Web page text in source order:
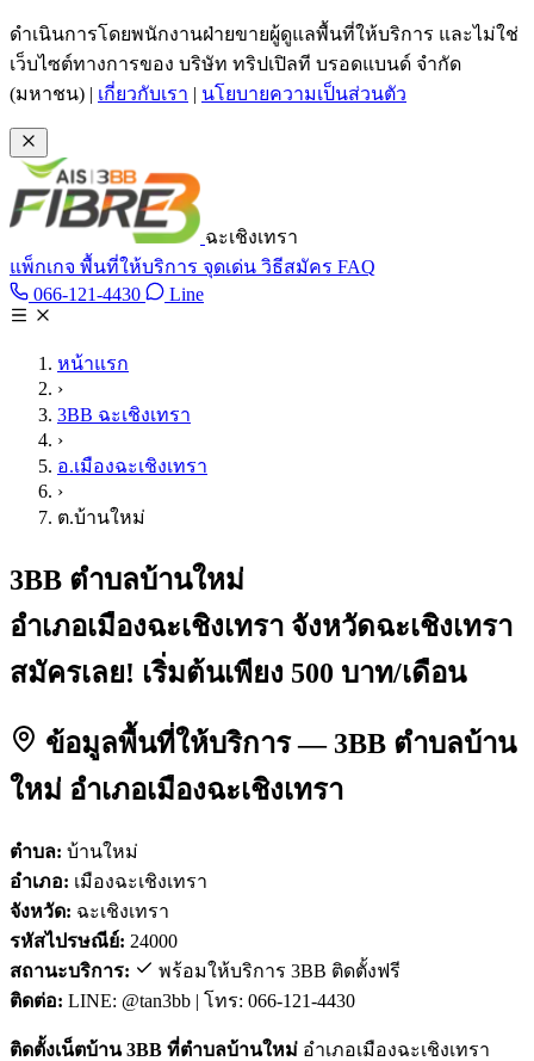
ข้ามไปเนื้อหาหลัก
ดำเนินการโดยพนักงานฝ่ายขายผู้ดูแลพื้นที่ให้บริการ และไม่ใช่
เว็บไซต์ทางการของ บริษัท ทริปเปิลที บรอดแบนด์ จำกัด
(มหาชน) | เกี่ยวกับเรา | นโยบายความเป็นส่วนตัว
ฉะเชิงเทรา
แพ็กเกจ พื้นที่ให้บริการ จุดเด่น วิธีสมัคร FAQ
066-121-4430 โทร 066-121-4430
LineLine @tan3bb
หน้าแรก
›
3BB ฉะเชิงเทรา
›
อ.เมืองฉะเชิงเทรา
›
ต.บ้านใหม่
3BB ตำบลบ้านใหม่
อำเภอเมืองฉะเชิงเทรา จังหวัดฉะเชิงเทรา
สมัครเลย! เริ่มต้นเพียง 500 บาท/เดือน
ข้อมูลพื้นที่ให้บริการ — 3BB ตำบลบ้าน
ใหม่ อำเภอเมืองฉะเชิงเทรา
ตำบล: บ้านใหม่
อำเภอ: เมืองฉะเชิงเทรา
จังหวัด: ฉะเชิงเทรา
รหัสไปรษณีย์: 24000
สถานะบริการ:
พร้อมให้บริการ 3BB ติดตั้งฟรี
ติดต่อ: LINE: @tan3bb | โทร: 066-121-4430
ติดตั้งเน็ตบ้าน 3BB ที่ตำบลบ้านใหม่ อำเภอเมืองฉะเชิงเทรา